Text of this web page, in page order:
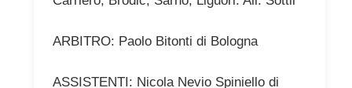
ARBITRO: Paolo Bitonti di Bologna
ASSISTENTI: Nicola Nevio Spiniello di